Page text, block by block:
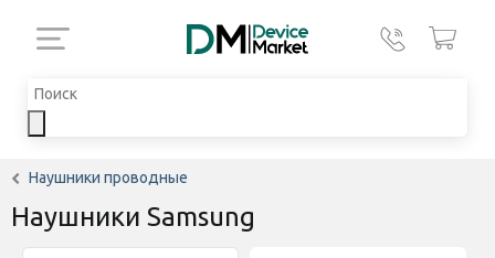
Наушники проводные
Наушники Samsung